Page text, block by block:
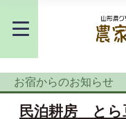
お宿からのお知らせ
民泊耕房 とら